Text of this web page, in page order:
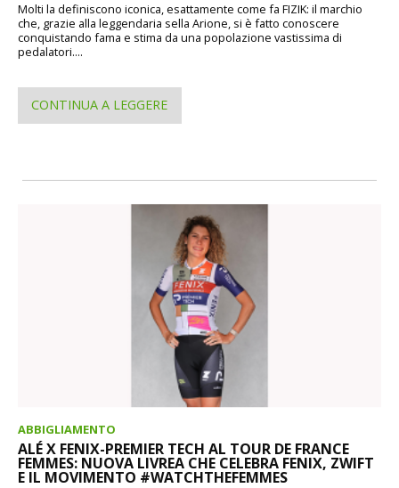
Molti la definiscono iconica, esattamente come fa FIZIK: il marchio
che, grazie alla leggendaria sella Arione, si è fatto conoscere
conquistando fama e stima da una popolazione vastissima di
pedalatori....
CONTINUA A LEGGERE
ABBIGLIAMENTO
ALÉ X FENIX-PREMIER TECH AL TOUR DE FRANCE
FEMMES: NUOVA LIVREA CHE CELEBRA FENIX, ZWIFT
E IL MOVIMENTO #WATCHTHEFEMMES